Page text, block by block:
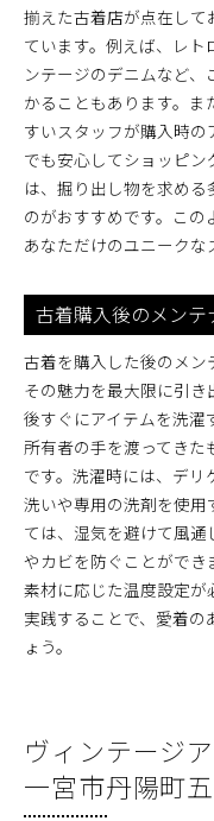
揃えた古着店が点在して
ています。例えば、レト
ンテージのデニムなど
かることもあります。
すいスタッフが購入時
でも安心してショッピ
は、掘り出し物を求め
のがおすすめです。この
あなただけのユニークな
古着購入後のメンテ
古着を購入した後のメン
その魅力を最大限に引
後すぐにアイテムを洗濯
所有者の手を渡ってき
です。洗濯時には、デ
洗いや専用の洗剤を使用
ては、湿気を避けて風
やカビを防ぐことができ
素材に応じた温度設定が
実践することで、愛着
ょう。
ヴィンテージ
一宮市丹陽町